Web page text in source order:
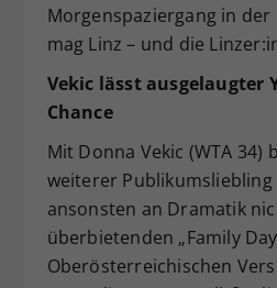
Morgenspaziergang in der
mag Linz – und die
Vekic lässt ausgelaugter
Chance
Mit Donna Vekic (WTA 34)
weiterer Publikumsliebling
ansonsten an Dramatik
überbietenden „Family
Oberösterreichischen